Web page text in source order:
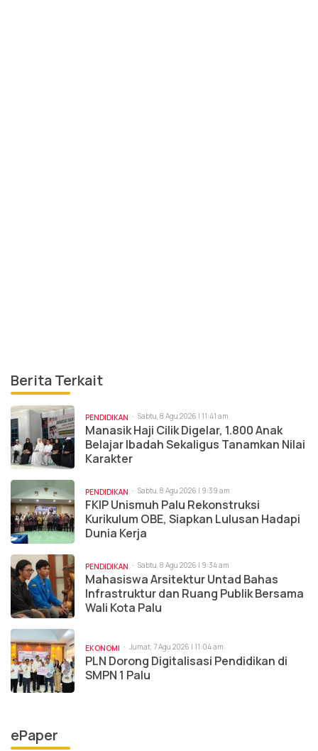
Berita Terkait
PENDIDIKAN Sabtu, 8 Agu 2026 | 11:41 am
Manasik Haji Cilik Digelar, 1.800 Anak
Belajar Ibadah Sekaligus Tanamkan Nilai
Karakter
PENDIDIKAN Sabtu, 8 Agu 2026 | 9:39 am
FKIP Unismuh Palu Rekonstruksi
Kurikulum OBE, Siapkan Lulusan Hadapi
Dunia Kerja
PENDIDIKAN Sabtu, 8 Agu 2026 | 9:34 am
Mahasiswa Arsitektur Untad Bahas
Infrastruktur dan Ruang Publik Bersama
Wali Kota Palu
EKONOMI Jumat, 7 Agu 2026 | 11:04 am
PLN Dorong Digitalisasi Pendidikan di
SMPN 1 Palu
ePaper